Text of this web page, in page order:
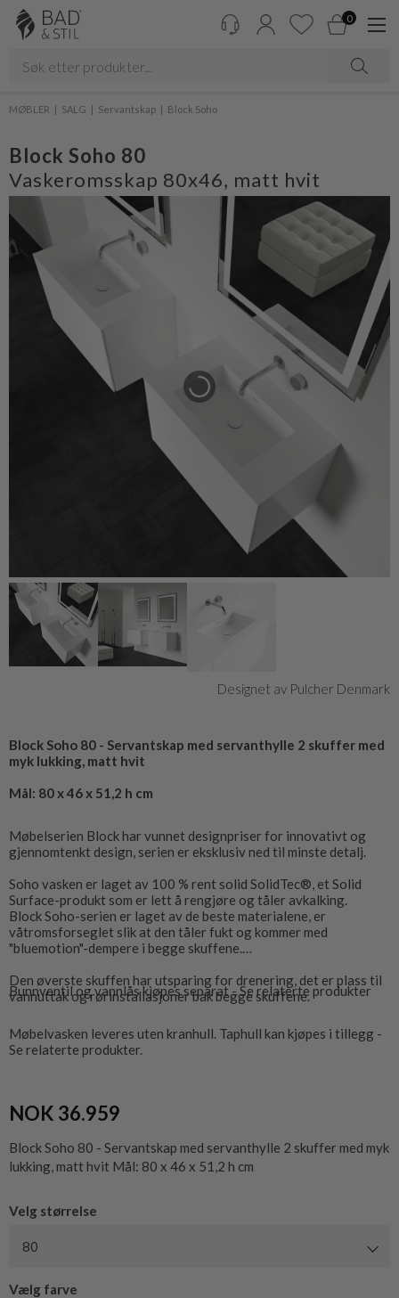
0
MØBLER SALG Servantskap Block Soho
Block Soho 80
Vaskeromsskap 80x46, matt hvit
Designet av Pulcher Denmark
Block Soho 80 - Servantskap med servanthylle 2 skuffer med
myk lukking, matt hvit
Mål: 80 x 46 x 51,2 h cm
Møbelserien Block har vunnet designpriser for innovativt og
gjennomtenkt design, serien er eksklusiv ned til minste detalj.
Soho vasken er laget av 100 % rent solid SolidTec®, et Solid
Surface-produkt som er lett å rengjøre og tåler avkalking.
Block Soho-serien er laget av de beste materialene, er
våtromsforseglet slik at den tåler fukt og kommer med
"bluemotion"-dempere i begge skuffene.
Den øverste skuffen har utsparing for drenering, det er plass til
vannuttak og rørinstallasjoner bak begge skuffene.
Bunnventil og vannlås kjøpes separat - Se relaterte produkter
Møbelvasken leveres uten kranhull. Taphull kan kjøpes i tillegg -
Se relaterte produkter.
NOK 36.959
Block Soho 80 - Servantskap med servanthylle 2 skuffer med myk
lukking, matt hvit Mål: 80 x 46 x 51,2 h cm
Velg størrelse
80
Vælg farve